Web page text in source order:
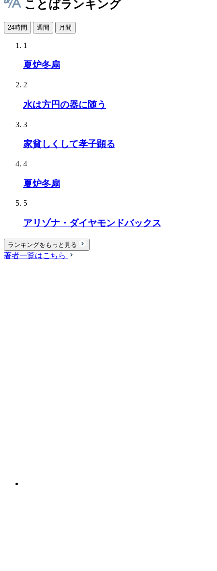
ことばランキング
24時間 週間 月間
1
夏炉冬扇
2
水は方円の器に随う
3
家貧しくして孝子顕る
4
夏炉冬扇
5
アリゾナ・ダイヤモンドバックス
ランキングをもっと見る
著者一覧はこちら